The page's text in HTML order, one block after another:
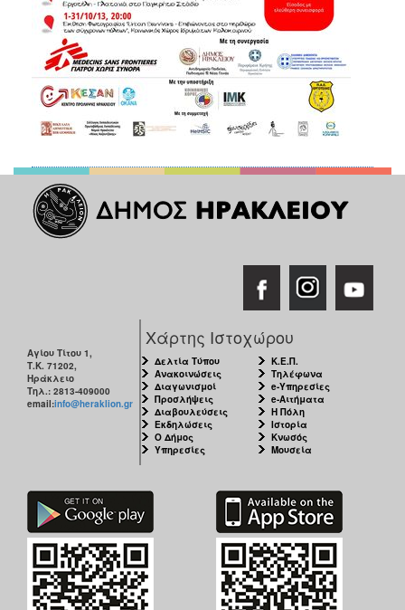
Αγίου Τίτου 1,
Τ.Κ. 71202,
Ηράκλειο
Τηλ.: 2813-409000
email:info@heraklion.gr
Χάρτης Ιστοχώρου
Δελτία Τύπου
Ανακοινώσεις
Διαγωνισμοί
Προσλήψεις
Διαβουλεύσεις
Εκδηλώσεις
Ο Δήμος
Υπηρεσίες
Κ.Ε.Π.
Τηλέφωνα
e-Υπηρεσίες
e-Αιτήματα
Η Πόλη
Ιστορία
Κνωσός
Μουσεία